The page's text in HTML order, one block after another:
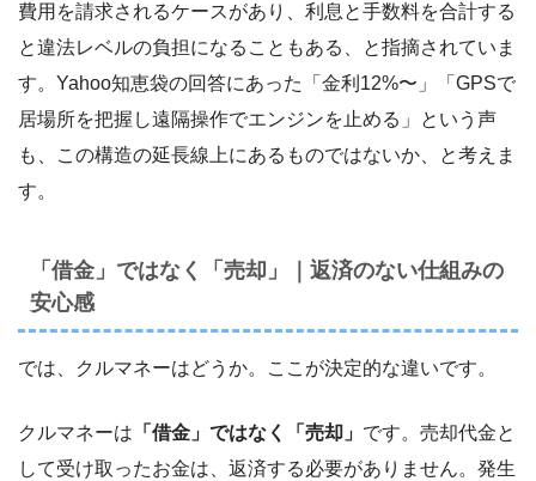
費用を請求されるケースがあり、利息と手数料を合計する
と違法レベルの負担になることもある、と指摘されていま
す。Yahoo知恵袋の回答にあった「金利12%〜」「GPSで
居場所を把握し遠隔操作でエンジンを止める」という声
も、この構造の延長線上にあるものではないか、と考えま
す。
「借金」ではなく「売却」｜返済のない仕組みの
安心感
では、クルマネーはどうか。ここが決定的な違いです。
クルマネーは 「借金」ではなく「売却」 です。売却代金と
して受け取ったお金は、返済する必要がありません。発生